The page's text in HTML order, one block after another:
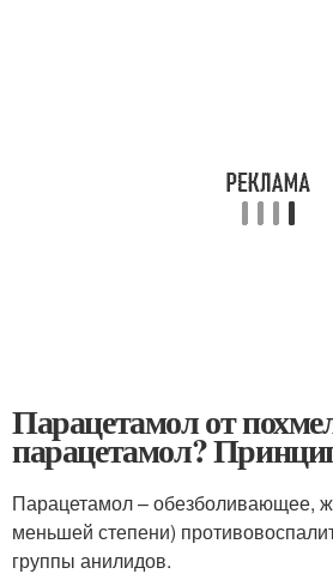
Парацетамол от
парацетамол?
Парацетамол – обезболивающее,
меньшей степени)
группы анилидов.